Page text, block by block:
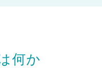
何か